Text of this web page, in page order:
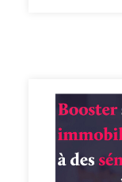
d'écoute
Peut-être
plateforme de
d'autres
vous voulez
conseils pour